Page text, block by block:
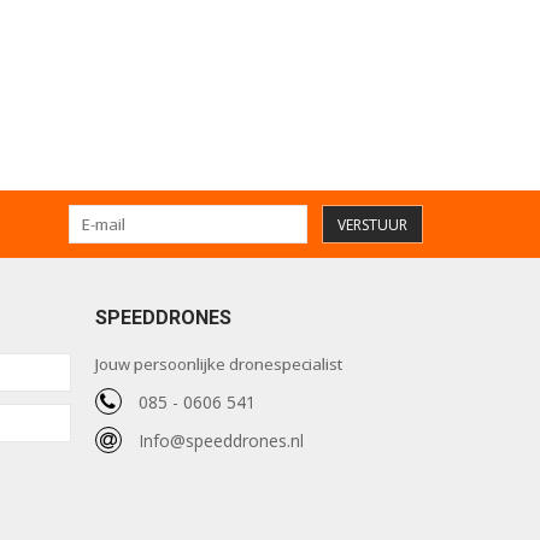
VERSTUUR
SPEEDDRONES
Jouw persoonlijke dronespecialist
085 - 0606 541
Info@speeddrones.nl